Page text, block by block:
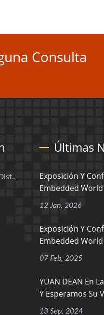
Consulta
Últimas
Exposición Y
Embedded
12 Jan, 2026
Exposición Y
Embedded World
07 Feb, 2025
YUAN DEAN En
Y Esperamos Su
13 Sep, 2024